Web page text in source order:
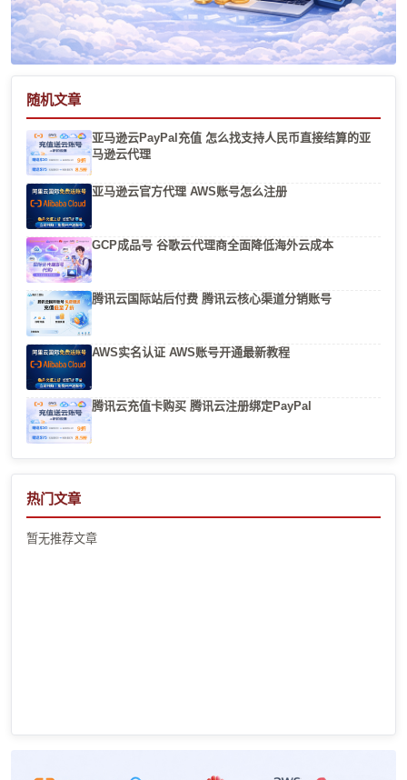
随机文章
亚马逊云PayPal充值 怎么找支持人民币直接结算的亚
马逊云代理
亚马逊云官方代理 AWS账号怎么注册
GCP成品号 谷歌云代理商全面降低海外云成本
腾讯云国际站后付费 腾讯云核心渠道分销账号
AWS实名认证 AWS账号开通最新教程
腾讯云充值卡购买 腾讯云注册绑定PayPal
热门文章
暂无推荐文章